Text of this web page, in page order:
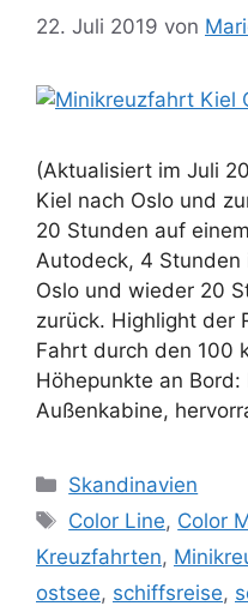
22. Juli 2019 von
(Aktualisiert im Juli
Kiel nach Oslo und
20 Stunden auf
Autodeck, 4
Oslo und wieder 20
zurück. Highlight der
Fahrt durch den 100
Höhepunkte an
Außenkabine,
Kategorien
Skandinavien
Schlagwörter
Color Line, Color
Kreuzfahrten,
ostsee, schiffsreise,